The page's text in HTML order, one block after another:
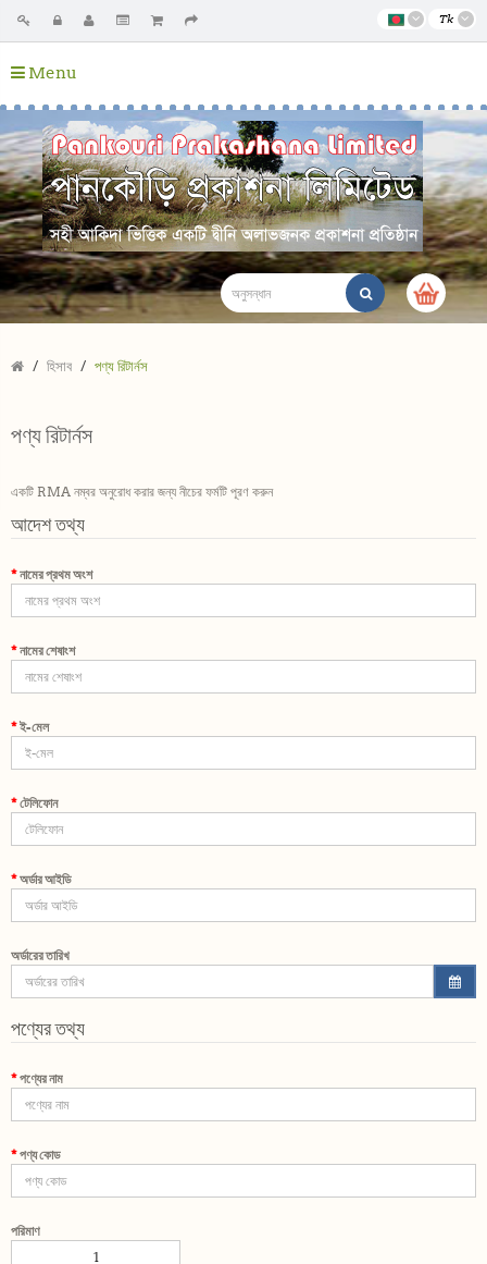
Tk
Menu
হিসাব পণ্য রিটার্নস
পণ্য রিটার্নস
একটি RMA নম্বর অনুরোধ করার জন্য নীচের ফর্মটি পূরণ করুন
আদেশ তথ্য
নামের প্রথম অংশ
নামের শেষাংশ
ই-মেল
টেলিফোন
অর্ডার আইডি
অর্ডারের তারিখ
পণ্যের তথ্য
পণ্যের নাম
পণ্য কোড
পরিমাণ